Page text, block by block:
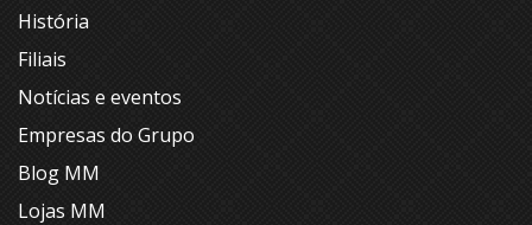
História
Filiais
Notícias e eventos
Empresas do Grupo
Blog MM
Lojas MM